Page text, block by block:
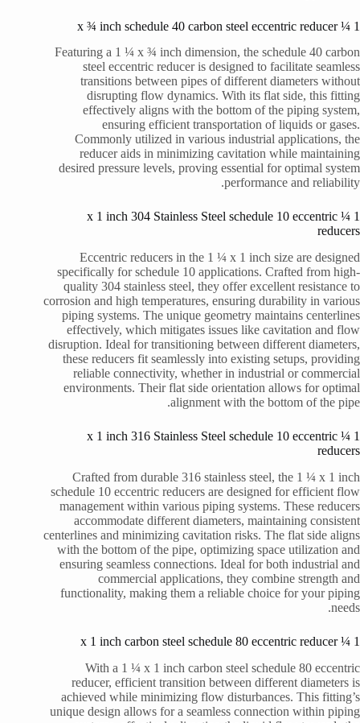
1 ¼ x ¾ inch schedule 40 carbon steel eccentric reducer
Featuring a 1 ¼ x ¾ inch dimension, the schedule 40 carbon
steel eccentric reducer is designed to facilitate seamless
transitions between pipes of different diameters without
disrupting flow dynamics. With its flat side, this fitting
effectively aligns with the bottom of the piping system,
ensuring efficient transportation of liquids or gases.
Commonly utilized in various industrial applications, the
reducer aids in minimizing cavitation while maintaining
desired pressure levels, proving essential for optimal system
performance and reliability.
1 ¼ x 1 inch 304 Stainless Steel schedule 10 eccentric
reducers
Eccentric reducers in the 1 ¼ x 1 inch size are designed
specifically for schedule 10 applications. Crafted from high-
quality 304 stainless steel, they offer excellent resistance to
corrosion and high temperatures, ensuring durability in various
piping systems. The unique geometry maintains centerlines
effectively, which mitigates issues like cavitation and flow
disruption. Ideal for transitioning between different diameters,
these reducers fit seamlessly into existing setups, providing
reliable connectivity, whether in industrial or commercial
environments. Their flat side orientation allows for optimal
alignment with the bottom of the pipe.
1 ¼ x 1 inch 316 Stainless Steel schedule 10 eccentric
reducers
Crafted from durable 316 stainless steel, the 1 ¼ x 1 inch
schedule 10 eccentric reducers are designed for efficient flow
management within various piping systems. These reducers
accommodate different diameters, maintaining consistent
centerlines and minimizing cavitation risks. The flat side aligns
with the bottom of the pipe, optimizing space utilization and
ensuring seamless connections. Ideal for both industrial and
commercial applications, they combine strength and
functionality, making them a reliable choice for your piping
needs.
1 ¼ x 1 inch carbon steel schedule 80 eccentric reducer
With a 1 ¼ x 1 inch carbon steel schedule 80 eccentric
reducer, efficient transition between different diameters is
achieved while minimizing flow disturbances. This fitting’s
unique design allows for a seamless connection within piping